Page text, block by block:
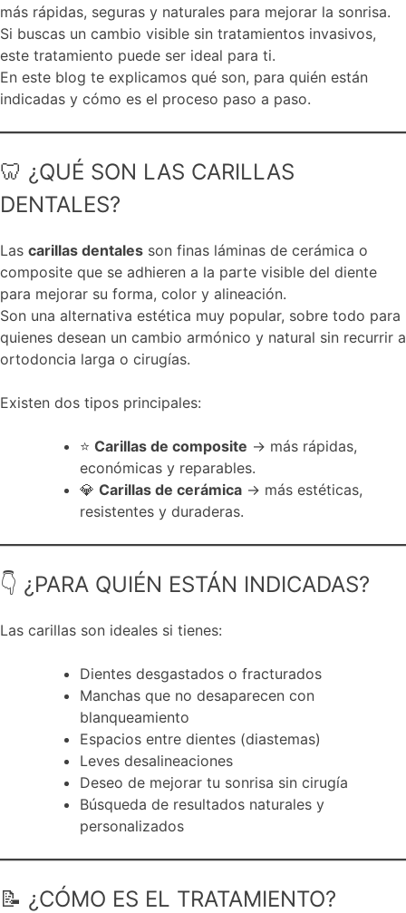
más rápidas, seguras y naturales para mejorar la sonrisa.
Si buscas un cambio visible sin tratamientos invasivos,
este tratamiento puede ser ideal para ti.
En este blog te explicamos qué son, para quién están
indicadas y cómo es el proceso paso a paso.
🦷 ¿QUÉ SON LAS CARILLAS
DENTALES?
Las carillas dentales son finas láminas de cerámica o
composite que se adhieren a la parte visible del diente
para mejorar su forma, color y alineación.
Son una alternativa estética muy popular, sobre todo para
quienes desean un cambio armónico y natural sin recurrir a
ortodoncia larga o cirugías.
Existen dos tipos principales:
⭐ Carillas de composite → más rápidas,
económicas y reparables.
💎 Carillas de cerámica → más estéticas,
resistentes y duraderas.
👇 ¿PARA QUIÉN ESTÁN INDICADAS?
Las carillas son ideales si tienes:
Dientes desgastados o fracturados
Manchas que no desaparecen con
blanqueamiento
Espacios entre dientes (diastemas)
Leves desalineaciones
Deseo de mejorar tu sonrisa sin cirugía
Búsqueda de resultados naturales y
personalizados
📝 ¿CÓMO ES EL TRATAMIENTO?